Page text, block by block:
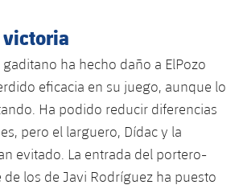
victoria
ha hecho daño a ElPozo
eficacia en su juego, aunque lo
Ha podido reducir diferencias
pero el larguero, Dídac y la
evitado. La entrada del portero-
los de Javi Rodríguez ha puesto